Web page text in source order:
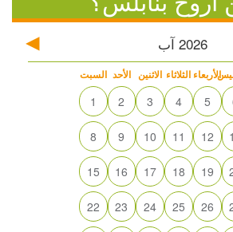
2026 آب
السبت الأحد الاثنين الثلاثاء الأربعاء
1 2 3 4 5
8 9 10 11 12
15 16 17 18 19
22 23 24 25 26